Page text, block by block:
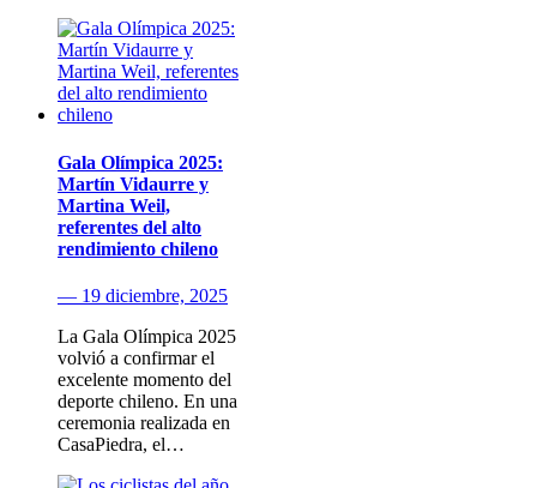
Gala Olímpica 2025:
Martín Vidaurre y
Martina Weil,
referentes del alto
rendimiento chileno
— 19 diciembre, 2025
La Gala Olímpica 2025
volvió a confirmar el
excelente momento del
deporte chileno. En una
ceremonia realizada en
CasaPiedra, el…